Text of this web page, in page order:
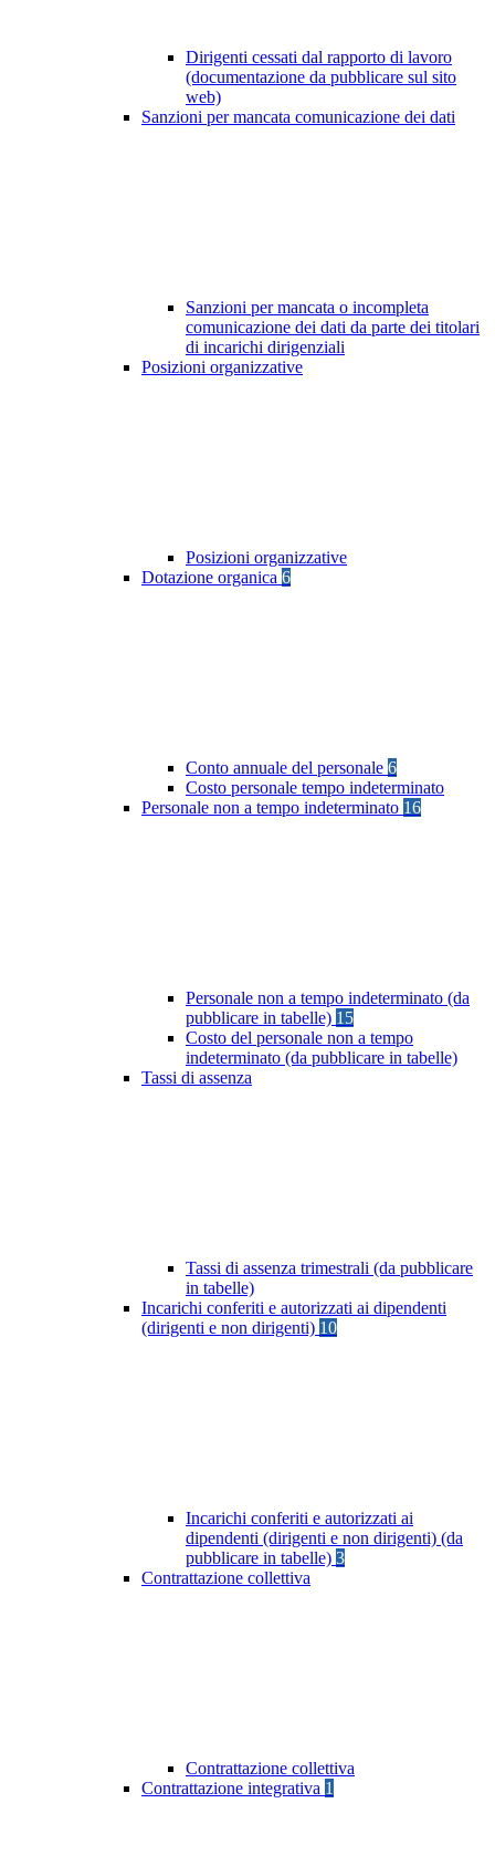
Dirigenti cessati dal rapporto di lavoro
(documentazione da pubblicare sul sito
web)
Sanzioni per mancata comunicazione dei dati
Sanzioni per mancata o incompleta
comunicazione dei dati da parte dei titolari
di incarichi dirigenziali
Posizioni organizzative
Posizioni organizzative
Dotazione organica 6
Conto annuale del personale 6
Costo personale tempo indeterminato
Personale non a tempo indeterminato 16
Personale non a tempo indeterminato (da
pubblicare in tabelle) 15
Costo del personale non a tempo
indeterminato (da pubblicare in tabelle)
Tassi di assenza
Tassi di assenza trimestrali (da pubblicare
in tabelle)
Incarichi conferiti e autorizzati ai dipendenti
(dirigenti e non dirigenti) 10
Incarichi conferiti e autorizzati ai
dipendenti (dirigenti e non dirigenti) (da
pubblicare in tabelle) 3
Contrattazione collettiva
Contrattazione collettiva
Contrattazione integrativa 1